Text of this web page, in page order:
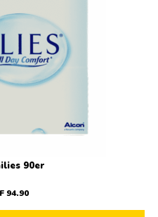
auf.
Die
Optionen
können
auf
gewählt
90er
94.90